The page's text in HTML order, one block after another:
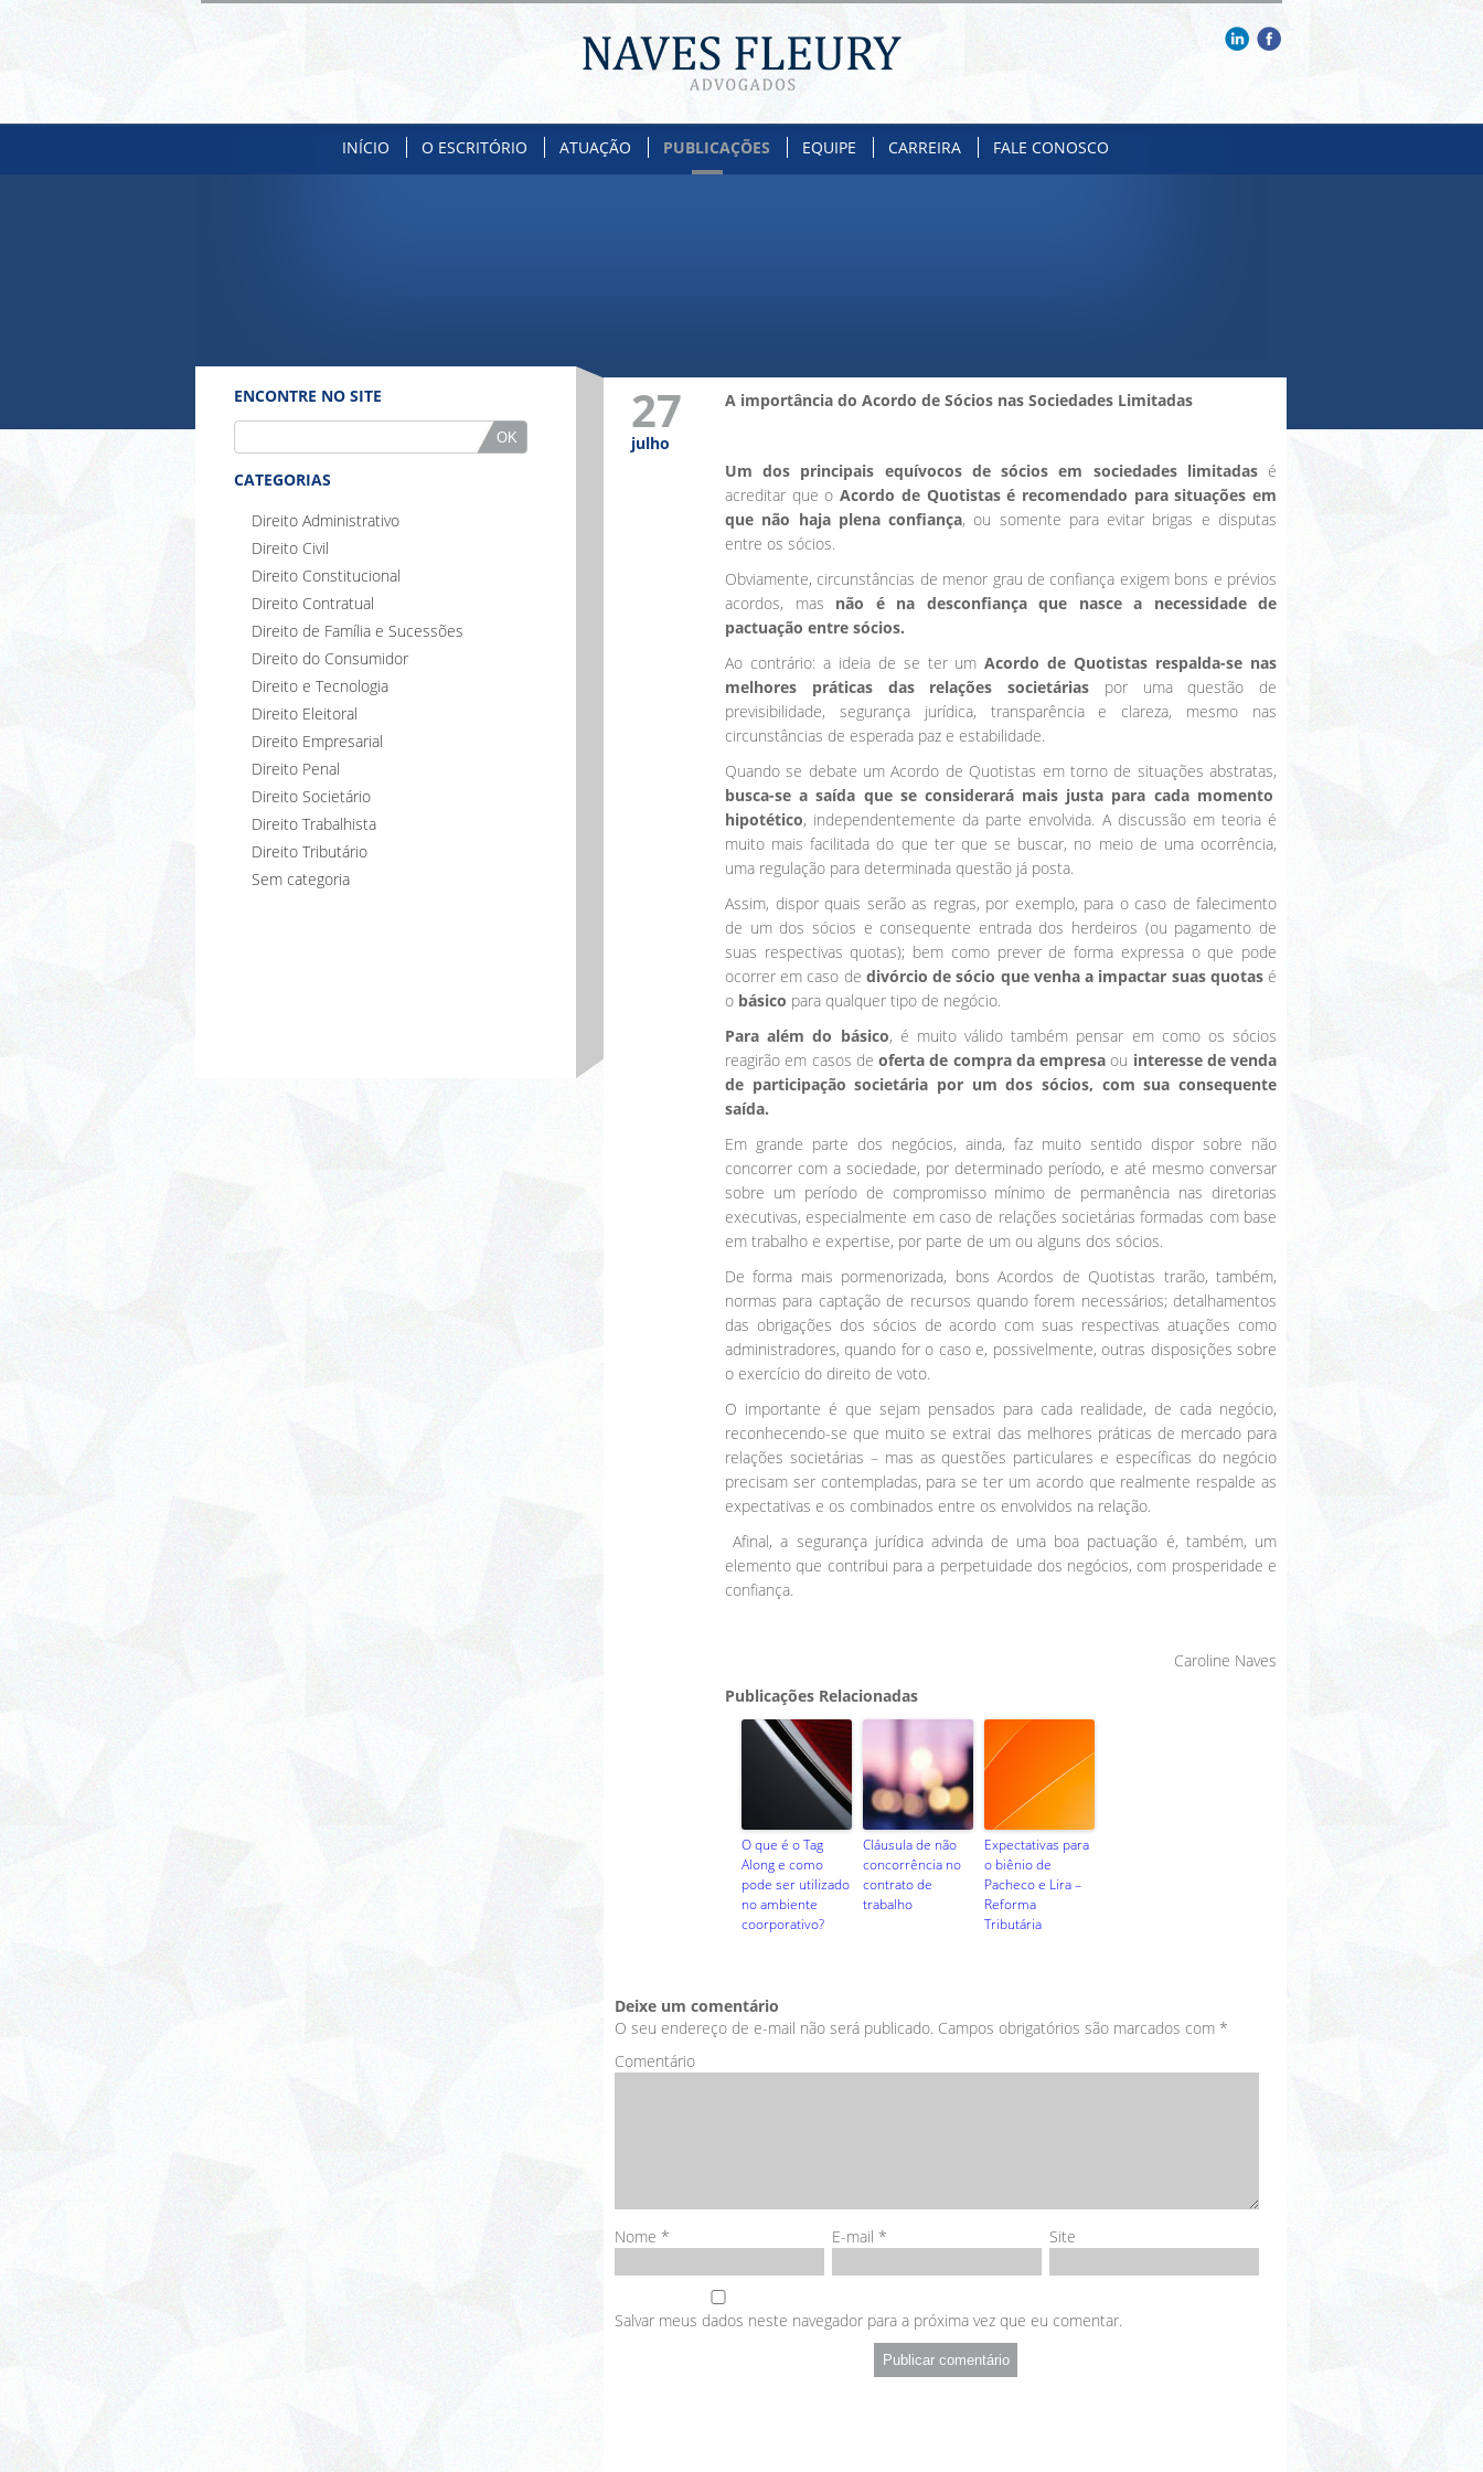
INÍCIO O ESCRITÓRIO ATUAÇÃO PUBLICAÇÕES EQUIPE CARREIRA FALE CONOSCO
ENCONTRE NO SITE
CATEGORIAS
Direito Administrativo
Direito Civil
Direito Constitucional
Direito Contratual
Direito de Família e Sucessões
Direito do Consumidor
Direito e Tecnologia
Direito Eleitoral
Direito Empresarial
Direito Penal
Direito Societário
Direito Trabalhista
Direito Tributário
Sem categoria
27
julho
A importância do Acordo de Sócios nas Sociedades Limitadas
Um dos principais equívocos de sócios em sociedades limitadasé
acreditar que oAcordo de Quotistas é recomendado para situações em
que não haja plena confiança, ou somente para evitar brigas e disputas
entre os sócios.
Obviamente, circunstâncias de menor grau de confiança exigem bons e prévios
acordos, mas não é na desconfiança que nasce a necessidade de
pactuação entre sócios.
Ao contrário: a ideia de se ter umAcordo de Quotistas respalda-se nas
melhores práticas das relações societárias por uma questão de
previsibilidade, segurança jurídica, transparência e clareza, mesmo nas
circunstâncias de esperada paz e estabilidade.
Quando se debate um Acordo de Quotistas em torno de situações abstratas,
busca-se a saída que se considerará mais justa para cada momento
hipotético, independentemente da parte envolvida. A discussão em teoria é
muito mais facilitada do que ter que se buscar, no meio de uma ocorrência,
uma regulação para determinada questão já posta.
Assim, dispor quais serão as regras, por exemplo, para o caso de falecimento
de um dos sócios e consequente entrada dos herdeiros (ou pagamento de
suas respectivas quotas); bem como prever de forma expressa o que pode
ocorrer em caso de divórcio de sócio que venha a impactar suas quotas é
o básico para qualquer tipo de negócio.
Para além do básico, é muito válido também pensar em como os sócios
reagirão em casos de oferta de compra da empresa ou interesse de venda
de participação societária por um dos sócios, com sua consequente
saída.
Em grande parte dos negócios, ainda, faz muito sentido dispor sobre não
concorrer com a sociedade, por determinado período, e até mesmo conversar
sobre um período de compromisso mínimo de permanência nas diretorias
executivas, especialmente em caso de relações societárias formadas com base
em trabalho e expertise, por parte de um ou alguns dos sócios.
De forma mais pormenorizada, bons Acordos de Quotistas trarão, também,
normas para captação de recursos quando forem necessários; detalhamentos
das obrigações dos sócios de acordo com suas respectivas atuações como
administradores, quando for o caso e, possivelmente, outras disposições sobre
o exercício do direito de voto.
O importante é que sejam pensados para cada realidade, de cada negócio,
reconhecendo-se que muito se extrai das melhores práticas de mercado para
relações societárias – mas as questões particulares e específicas do negócio
precisam ser contempladas, para se ter um acordo que realmente respalde as
expectativas e os combinados entre os envolvidos na relação.
Afinal, a segurança jurídica advinda de uma boa pactuação é, também, um
elemento que contribui para a perpetuidade dos negócios, com prosperidade e
confiança.
Caroline Naves
Publicações Relacionadas
O que é o Tag
Along e como
pode ser utilizado
no ambiente
coorporativo?
Cláusula de não
concorrência no
contrato de
trabalho
Expectativas para
o biênio de
Pacheco e Lira –
Reforma
Tributária
Deixe um comentário
O seu endereço de e-mail não será publicado. Campos obrigatórios são marcados com *
Comentário
Nome * E-mail * Site
Salvar meus dados neste navegador para a próxima vez que eu comentar.